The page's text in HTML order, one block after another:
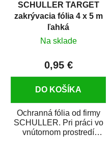
SCHULLER TARGET
zakrývacia fólia 4 x 5 m
ľahká
Na sklade
0,95 €
DO KOŠÍKA
Ochranná fólia od firmy
SCHULLER. Pri práci vo
vnútornom prostredí